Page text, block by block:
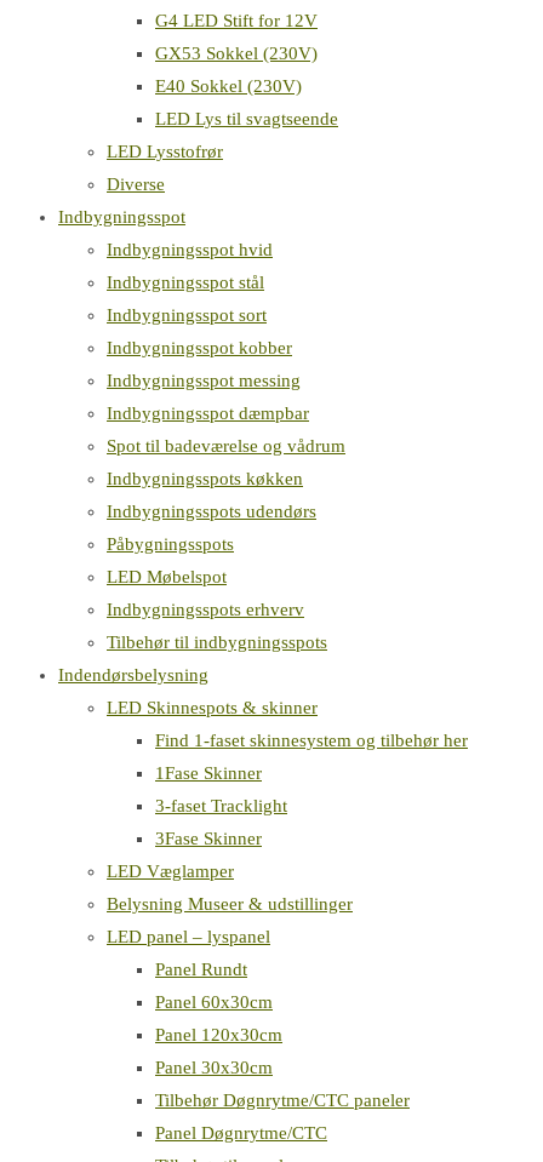
G4 LED Stift for 12V
GX53 Sokkel (230V)
E40 Sokkel (230V)
LED Lys til svagtseende
LED Lysstofrør
Diverse
Indbygningsspot
Indbygningsspot hvid
Indbygningsspot stål
Indbygningsspot sort
Indbygningsspot kobber
Indbygningsspot messing
Indbygningsspot dæmpbar
Spot til badeværelse og vådrum
Indbygningsspots køkken
Indbygningsspots udendørs
Påbygningsspots
LED Møbelspot
Indbygningsspots erhverv
Tilbehør til indbygningsspots
Indendørsbelysning
LED Skinnespots & skinner
Find 1-faset skinnesystem og tilbehør her
1Fase Skinner
3-faset Tracklight
3Fase Skinner
LED Væglamper
Belysning Museer & udstillinger
LED panel – lyspanel
Panel Rundt
Panel 60x30cm
Panel 120x30cm
Panel 30x30cm
Tilbehør Døgnrytme/CTC paneler
Panel Døgnrytme/CTC